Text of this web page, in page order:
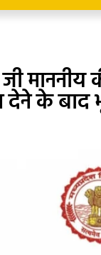
देने के